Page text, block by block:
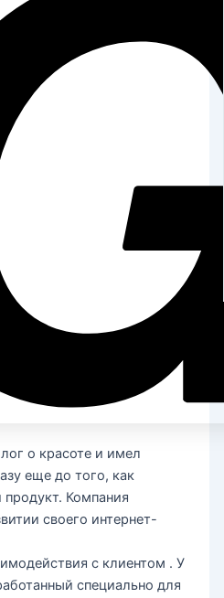
о красоте и имел
еще до того, как
Компания
своего интернет-
с клиентом . У
специально для